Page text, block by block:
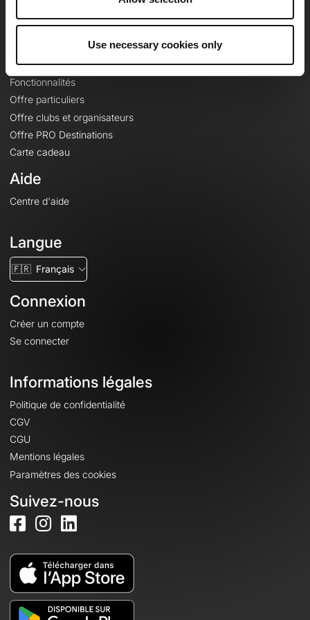
Use necessary cookies only
Le Mag'
Fonds de cartes topographiques
Fonctionnalités
Offre particuliers
Offre clubs et organisateurs
Offre PRO Destinations
Carte cadeau
Aide
Centre d'aide
Langue
🇫🇷 Français
Connexion
Créer un compte
Se connecter
Informations légales
Politique de confidentialité
CGV
CGU
Mentions légales
Paramètres des cookies
Suivez-nous